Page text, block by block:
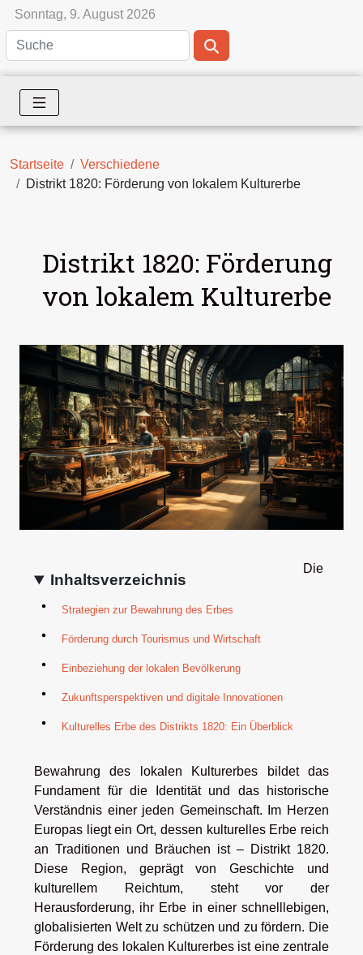
Sonntag, 9. August 2026
Startseite
Verschiedene
Distrikt 1820: Förderung von lokalem Kulturerbe
Distrikt 1820: Förderung
von lokalem Kulturerbe
Inhaltsverzeichnis
Strategien zur Bewahrung des Erbes
Förderung durch Tourismus und Wirtschaft
Einbeziehung der lokalen Bevölkerung
Zukunftsperspektiven und digitale Innovationen
Kulturelles Erbe des Distrikts 1820: Ein Überblick
Die
Bewahrung des lokalen Kulturerbes bildet das
Fundament für die Identität und das historische
Verständnis einer jeden Gemeinschaft. Im Herzen
Europas liegt ein Ort, dessen kulturelles Erbe reich
an Traditionen und Bräuchen ist – Distrikt 1820.
Diese Region, geprägt von Geschichte und
kulturellem Reichtum, steht vor der
Herausforderung, ihr Erbe in einer schnelllebigen,
globalisierten Welt zu schützen und zu fördern. Die
Förderung des lokalen Kulturerbes ist eine zentrale